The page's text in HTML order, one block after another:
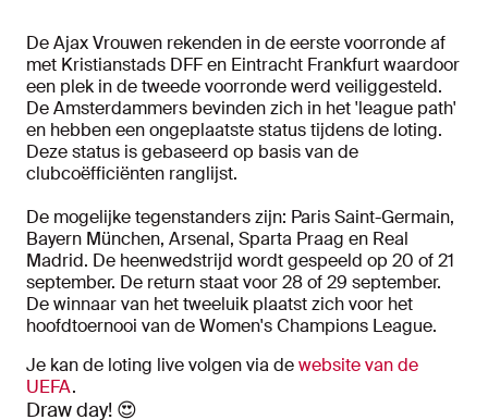
De Ajax Vrouwen rekenden in de eerste voorronde af
met Kristianstads DFF en Eintracht Frankfurt waardoor
een plek in de tweede voorronde werd veiliggesteld.
De Amsterdammers bevinden zich in het 'league path'
en hebben een ongeplaatste status tijdens de loting.
Deze status is gebaseerd op basis van de
clubcoëfficiënten ranglijst.
De mogelijke tegenstanders zijn: Paris Saint-Germain,
Bayern München, Arsenal, Sparta Praag en Real
Madrid. De heenwedstrijd wordt gespeeld op 20 of 21
september. De return staat voor 28 of 29 september.
De winnaar van het tweeluik plaatst zich voor het
hoofdtoernooi van de Women's Champions League.
Je kan de loting live volgen via dewebsite van de
UEFA.
Draw day! 😍